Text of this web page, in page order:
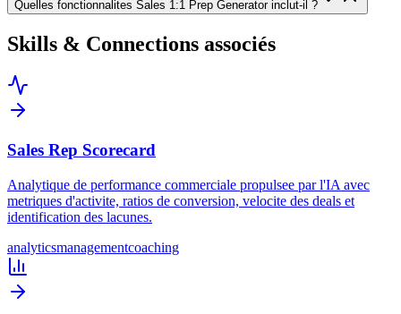
Quelles fonctionnalites Sales 1:1 Prep Generator inclut-il ?
Skills & Connections associés
Sales Rep Scorecard
Analytique de performance commerciale propulsee par l'IA avec
metriques d'activite, ratios de conversion, velocite des deals et
identification des lacunes.
analyticsmanagementcoaching